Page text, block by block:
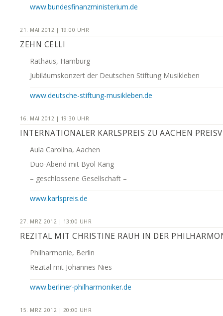
www.bundesfinanzministerium.de
21. MAI 2012 | 19:00 UHR
ZEHN CELLI
Rathaus, Hamburg
Jubiläumskonzert der Deutschen Stiftung Musikleben
www.deutsche-stiftung-musikleben.de
16. MAI 2012 | 19:30 UHR
INTERNATIONALER KARLSPREIS ZU AACHEN
Aula Carolina, Aachen
Duo-Abend mit Byol Kang
– geschlossene Gesellschaft –
www.karlspreis.de
27. MRZ 2012 | 13:00 UHR
REZITAL MIT CHRISTINE RAUH IN DER
Philharmonie, Berlin
Rezital mit Johannes Nies
www.berliner-philharmoniker.de
15. MRZ 2012 | 20:00 UHR